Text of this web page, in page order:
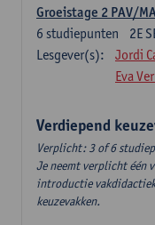
Groeistage 2 PAV/
2E
6 studiepunten
Lesgever(s):
Jordi
Eva
Verdiepend
Verplicht: 3 of 6
Je neemt verplicht één
introductie
keuzevakken.